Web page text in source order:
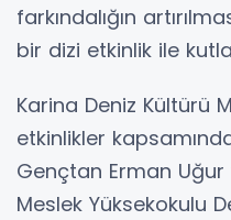
farkındalığın
bir dizi etkinlik ile
Karina Deniz Kültürü
etkinlikler
Gençtan Erman Uğur
Meslek Yüksekokulu